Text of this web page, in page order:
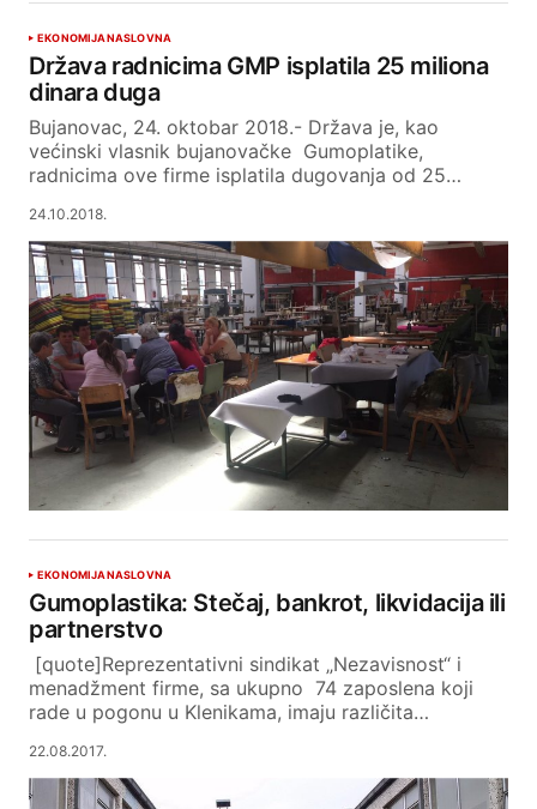
EKONOMIJANASLOVNA
Država radnicima GMP isplatila 25 miliona
dinara duga
Bujanovac, 24. oktobar 2018.- Država je, kao
većinski vlasnik bujanovačke Gumoplatike,
radnicima ove firme isplatila dugovanja od 25…
24.10.2018.
EKONOMIJANASLOVNA
Gumoplastika: Stečaj, bankrot, likvidacija ili
partnerstvo
[quote]Reprezentativni sindikat „Nezavisnost“ i
menadžment firme, sa ukupno 74 zaposlena koji
rade u pogonu u Klenikama, imaju različita…
22.08.2017.